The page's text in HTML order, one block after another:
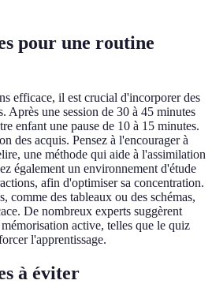
pour une routine
efficace, il est crucial d'incorporer des
Après une session de 30 à 45 minutes
enfant une pause de 10 à 15 minutes.
des acquis. Pensez à l'encourager à
une méthode qui aide à l'assimilation
également un environnement d'étude
afin d'optimiser sa concentration.
comme des tableaux ou des schémas,
De nombreux experts suggèrent
active, telles que le quiz
l'apprentissage.
à éviter